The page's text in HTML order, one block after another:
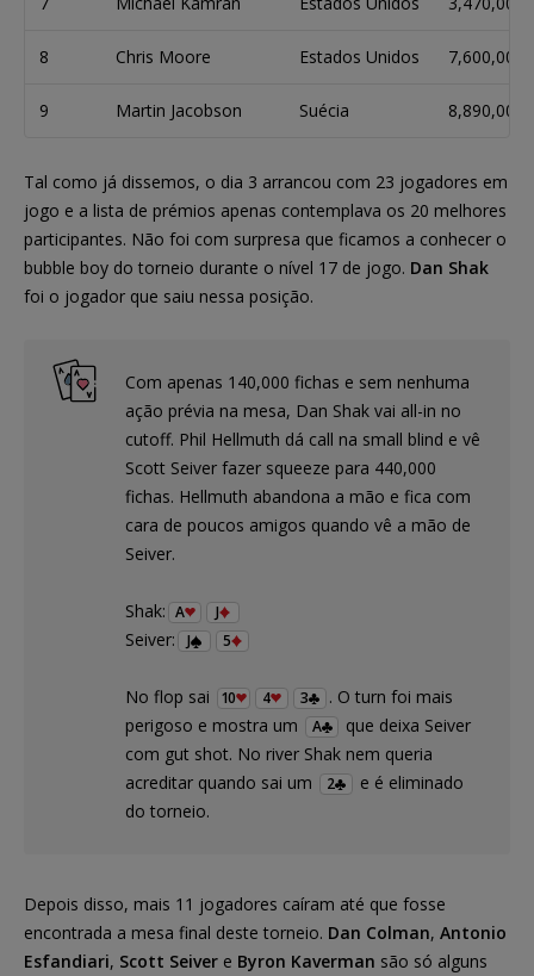
8 Chris Moore Estados Unidos 7,600,000
9 Martin Jacobson Suécia 8,890,000
Tal como já dissemos, o dia 3 arrancou com 23 jogadores em
jogo e a lista de prémios apenas contemplava os 20 melhores
participantes. Não foi com surpresa que ficamos a conhecer o
bubble boy do torneio durante o nível 17 de jogo. Dan Shak
foi o jogador que saiu nessa posição.
Com apenas 140,000 fichas e sem nenhuma
ação prévia na mesa, Dan Shak vai all-in no
cutoff. Phil Hellmuth dá call na small blind e vê
Scott Seiver fazer squeeze para 440,000
fichas. Hellmuth abandona a mão e fica com
cara de poucos amigos quando vê a mão de
Seiver.
Shak: A J
Seiver: J 5
No flop sai 10 4 3
. O turn foi mais
perigoso e mostra um
A
que deixa Seiver
com gut shot. No river Shak nem queria
acreditar quando sai um
2
e é eliminado
do torneio.
Depois disso, mais 11 jogadores caíram até que fosse
encontrada a mesa final deste torneio. Dan Colman, Antonio
Esfandiari, Scott Seiver e Byron Kaverman são só alguns